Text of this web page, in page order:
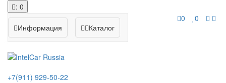
: 0
Каталог
Информация
0 0
+7(911) 929-50-22